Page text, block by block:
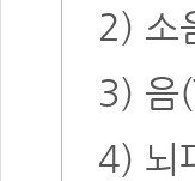
2) 소
3) 음
4) 뇌